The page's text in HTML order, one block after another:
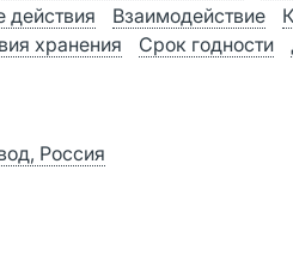
действия Взаимодействие
хранения Срок годности
Россия